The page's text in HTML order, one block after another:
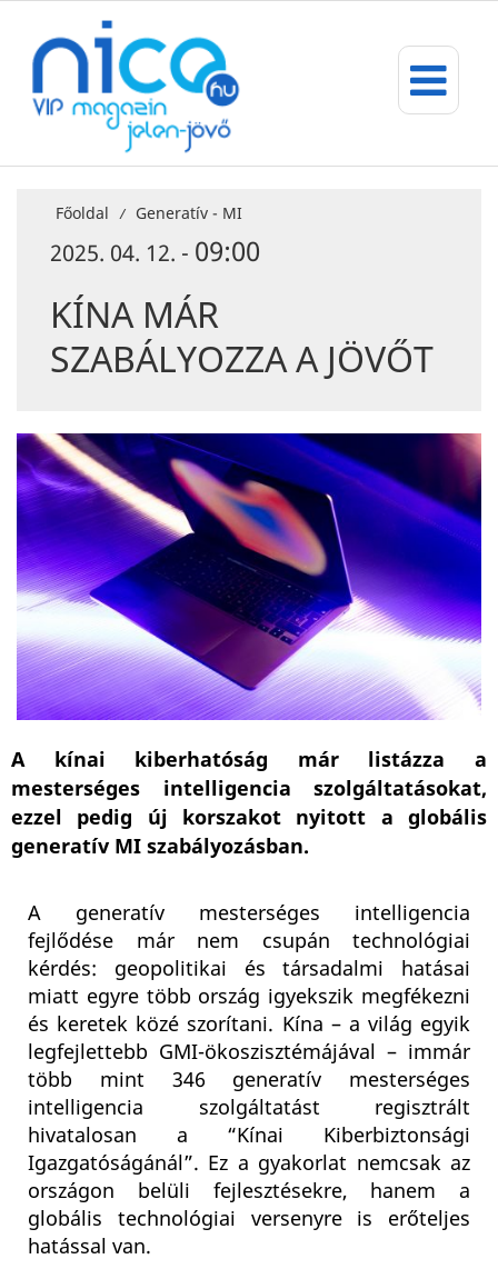
Főoldal / Generatív - MI
2025. 04. 12. - 09:00
KÍNA MÁR
SZABÁLYOZZA A JÖVŐT
A kínai kiberhatóság már listázza a
mesterséges intelligencia szolgáltatásokat,
ezzel pedig új korszakot nyitott a globális
generatív MI szabályozásban.
A generatív mesterséges intelligencia
fejlődése már nem csupán technológiai
kérdés: geopolitikai és társadalmi hatásai
miatt egyre több ország igyekszik megfékezni
és keretek közé szorítani. Kína – a világ egyik
legfejlettebb GMI-ökoszisztémájával – immár
több mint 346 generatív mesterséges
intelligencia szolgáltatást regisztrált
hivatalosan a “Kínai Kiberbiztonsági
Igazgatóságánál”. Ez a gyakorlat nemcsak az
országon belüli fejlesztésekre, hanem a
globális technológiai versenyre is erőteljes
hatással van.